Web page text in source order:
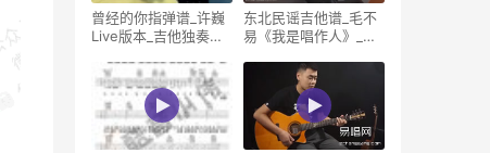
曾经的你指弹谱_许巍
Live版本_吉他独奏谱_
东北民谣吉他谱_毛不
易《我是唱作人》_吉